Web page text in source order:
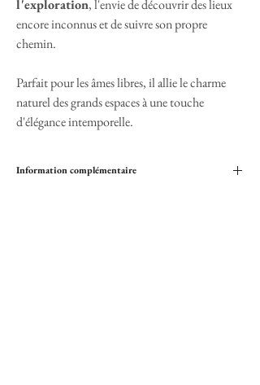
l'exploration, l'envie de découvrir des lieux
encore inconnus et de suivre son propre
chemin.
Parfait pour les âmes libres, il allie le charme
naturel des grands espaces à une touche
d'élégance intemporelle.
Information complémentaire